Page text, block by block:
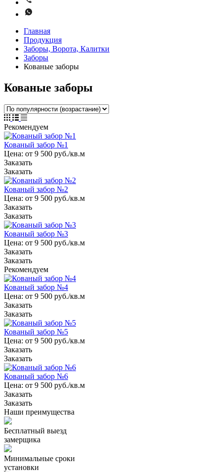
Главная
Продукция
Заборы, Ворота, Калитки
Заборы
Кованые заборы
Кованые заборы
Рекомендуем
Кованый забор №1
Цена: от 9 500 руб./кв.м
Заказать
Заказать
Кованый забор №2
Цена: от 9 500 руб./кв.м
Заказать
Заказать
Кованый забор №3
Цена: от 9 500 руб./кв.м
Заказать
Заказать
Рекомендуем
Кованый забор №4
Цена: от 9 500 руб./кв.м
Заказать
Заказать
Кованый забор №5
Цена: от 9 500 руб./кв.м
Заказать
Заказать
Кованый забор №6
Цена: от 9 500 руб./кв.м
Заказать
Заказать
Наши преимущества
Бесплатный выезд
замерщика
Минимальные сроки
установки